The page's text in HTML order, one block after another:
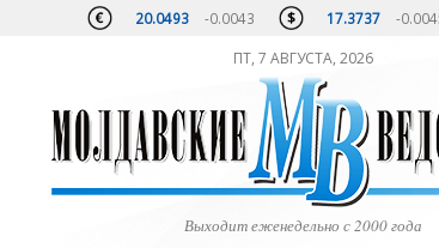
20.0493 -0.0043 17.3737 -
ПТ, 7 АВГУСТА, 2026
Выходит еженедельно с 2000 года